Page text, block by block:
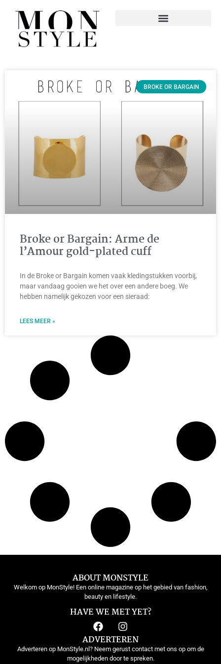
BROKE OR BARGAIN
Broke or Bargain: Arme de
l’Amour gold-plated cuff
In de Broke or Bargain komen vaak kledingstukken voorbij,
maar vandaag gooien we het over een andere boeg. We
hebben namelijk gekozen voor een sieraad:
LEES MEER »
ABOUT MONSTYLE
Welkom op MonStyle! Een online magazine op het gebied van fashion,
beauty en lifestyle.
HAVE WE MET YET?
ADVERTEREN
Adverteren op MonStyle.nl? Neem gerust contact met ons op om de
mogelijkheden door te spreken.